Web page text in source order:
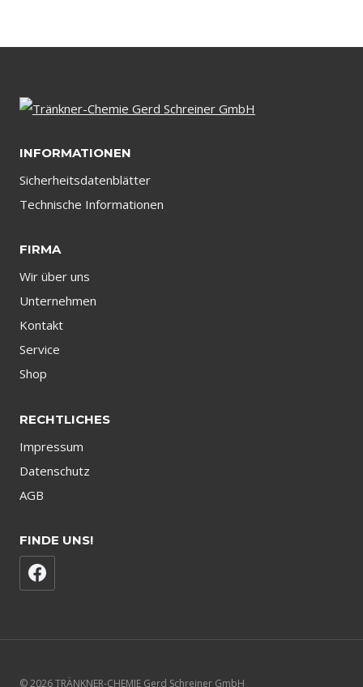
INFORMATIONEN
Sicherheitsdatenblätter
Technische Informationen
FIRMA
Wir über uns
Unternehmen
Kontakt
Service
Shop
RECHTLICHES
Impressum
Datenschutz
AGB
FINDE UNS!
© 2026 TRÄNKNER-CHEMIE Gerd Schreiner GmbH